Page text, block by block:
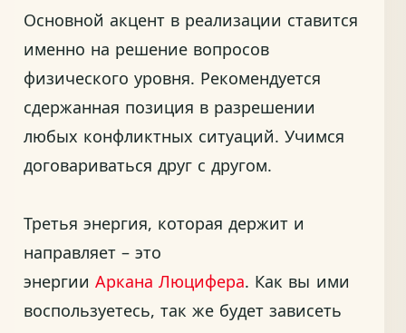
Основной акцент в реализации ставится
именно на решение вопросов
физического уровня. Рекомендуется
сдержанная позиция в разрешении
любых конфликтных ситуаций. Учимся
договариваться друг с другом.
Третья энергия, которая держит и
направляет – это
энергииАркана Люцифера. Как вы ими
воспользуетесь, так же будет зависеть